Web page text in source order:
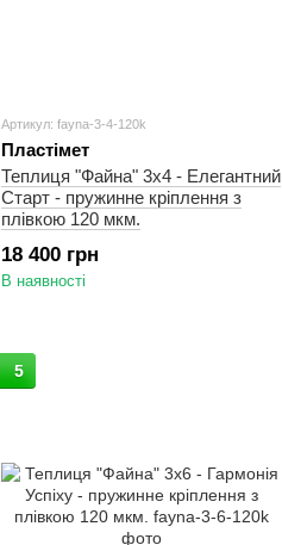
Артикул: fayna-3-4-120k
Пластімет
Теплиця "Файна" 3х4 - Елегантний
Старт - пружинне кріплення з
плівкою 120 мкм.
18 400 грн
В наявності
5